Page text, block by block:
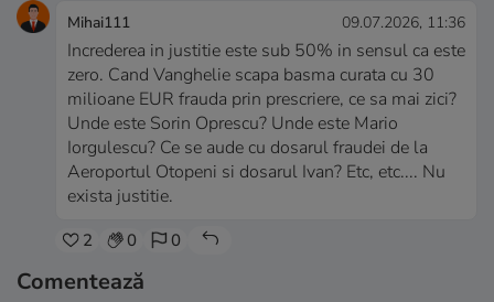
Mihai111 09.07.2026, 11:36
Increderea in justitie este sub 50% in sensul ca este
zero. Cand Vanghelie scapa basma curata cu 30
milioane EUR frauda prin prescriere, ce sa mai zici?
Unde este Sorin Oprescu? Unde este Mario
Iorgulescu? Ce se aude cu dosarul fraudei de la
Aeroportul Otopeni si dosarul Ivan? Etc, etc.... Nu
exista justitie.
2 0 0
Comentează